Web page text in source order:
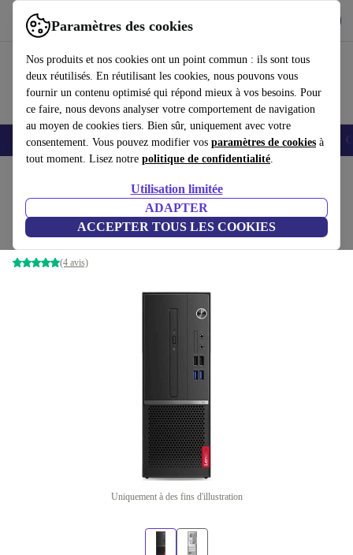
Paramètres des cookies
Nos produits et nos cookies ont un point commun : ils sont tous
deux réutilisés. En réutilisant les cookies, nous pouvons vous
fournir un contenu optimisé qui répond mieux à vos besoins. Pour
ce faire, nous devons analyser votre comportement de navigation
au moyen de cookies tiers. Bien sûr, uniquement avec votre
consentement. Vous pouvez modifier vos paramètres de cookies à
tout moment. Lisez notre politique de confidentialité.
Utilisation limitée
ADAPTER
ACCEPTER TOUS LES COOKIES
Utilisez refurbed rapidement et facilement
Smartphones Laptops Tablettes Montres connectées Accessoires
Lenovo V530s SFF
i3-8100 | 8 GB | 128 GB SSD | Win 11 Pro
(4 avis)
Uniquement à des fins d'illustration